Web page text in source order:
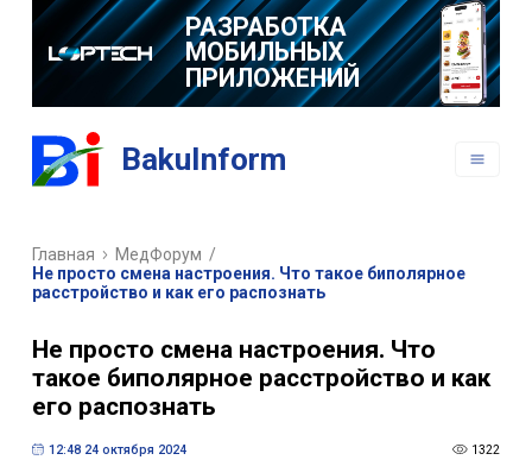
РАЗРАБОТКА
МОБИЛЬНЫХ
ПРИЛОЖЕНИЙ
BakuInform
Главная МедФорум /
Не просто смена настроения. Что такое биполярное
расстройство и как его распознать
Не просто смена настроения. Что
такое биполярное расстройство и как
его распознать
12:48 24 октября 2024 1322